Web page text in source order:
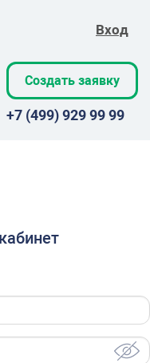
Вход
Создать заявку
+7 (499) 929 99 99